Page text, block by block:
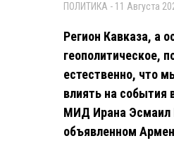
ПОЛИТИКА - 11 Августа
Регион Кавказа, а
геополитическое,
естественно, что
влиять на события
МИД Ирана Эсмаил
объявленном